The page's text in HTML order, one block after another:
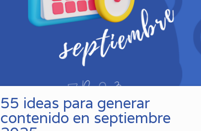
55 ideas para generar
contenido en septiembre